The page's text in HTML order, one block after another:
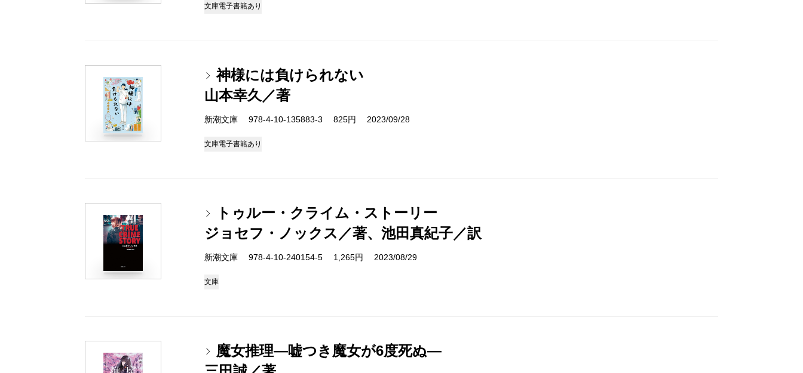
文庫電子書籍あり
神様には負けられない
山本幸久／著
新潮文庫 978-4-10-135883-3 825円 2023/09/28
文庫電子書籍あり
トゥルー・クライム・ストーリー
ジョセフ・ノックス／著、池田真紀子／訳
新潮文庫 978-4-10-240154-5 1,265円 2023/08/29
文庫
魔女推理―嘘つき魔女が6度死ぬ―